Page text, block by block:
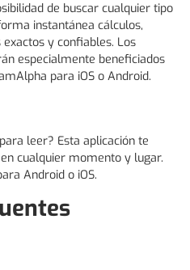
de buscar cualquier tipo
instantánea cálculos,
y confiables. Los
especialmente beneficiados
para iOS o Android.
leer? Esta aplicación te
cualquier momento y lugar.
Android o iOS.